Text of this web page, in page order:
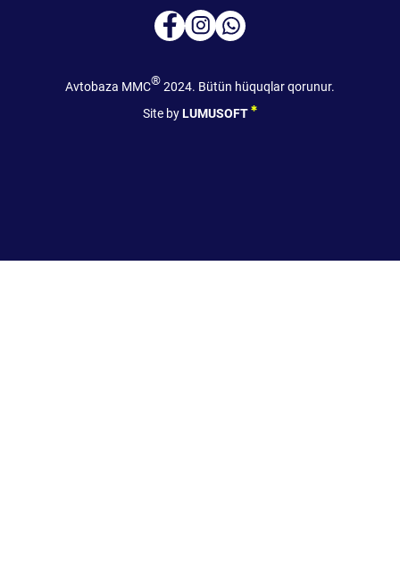
Avtobaza MMC®2024. Bütün hüquqlar qorunur.
Site byLUMUSOFT